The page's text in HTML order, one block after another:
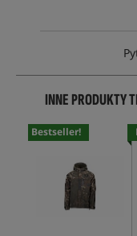
INNE PRODUKTY
Bestseller!